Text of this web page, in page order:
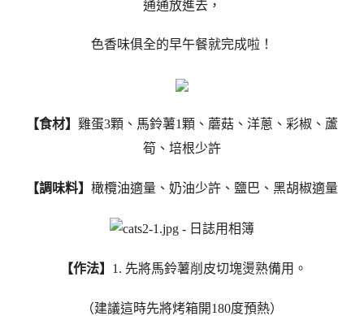
通通放進去，
色香味俱全的早午餐就完成啦！
【食材】 雞蛋3顆、馬鈴薯1顆、蘑菇、洋蔥、彩椒、蘆
筍、培根少許
【調味料】 橄欖油適量、奶油少許、鹽巴、黑胡椒適量
【作法】 1. 先將馬鈴薯削皮切塊燙熟備用。
（建議這時先將烤箱開180度預熱）